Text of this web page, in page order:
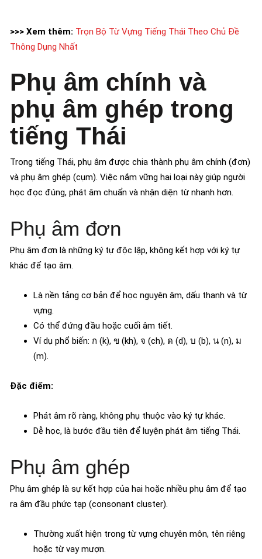
>>> Xem thêm: Trọn Bộ Từ Vựng Tiếng Thái Theo Chủ Đề
Thông Dụng Nhất
Phụ âm chính và
phụ âm ghép trong
tiếng Thái
Trong tiếng Thái, phụ âm được chia thành phụ âm chính (đơn)
và phụ âm ghép (cụm). Việc nắm vững hai loại này giúp người
học đọc đúng, phát âm chuẩn và nhận diện từ nhanh hơn.
Phụ âm đơn
Phụ âm đơn là những ký tự độc lập, không kết hợp với ký tự
khác để tạo âm.
Là nền tảng cơ bản để học nguyên âm, dấu thanh và từ
vựng.
Có thể đứng đầu hoặc cuối âm tiết.
Ví dụ phổ biến: ก (k), ข (kh), จ (ch), ด (d), บ (b), น (n), ม
(m).
Đặc điểm:
Phát âm rõ ràng, không phụ thuộc vào ký tự khác.
Dễ học, là bước đầu tiên để luyện phát âm tiếng Thái.
Phụ âm ghép
Phụ âm ghép là sự kết hợp của hai hoặc nhiều phụ âm để tạo
ra âm đầu phức tạp (consonant cluster).
Thường xuất hiện trong từ vựng chuyên môn, tên riêng
hoặc từ vay mượn.